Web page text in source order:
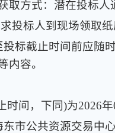
方式：潜在投标
投标人到现场领取纸
标截止时间前应随
内容。
间，下同)为2026年
市公共资源交易中